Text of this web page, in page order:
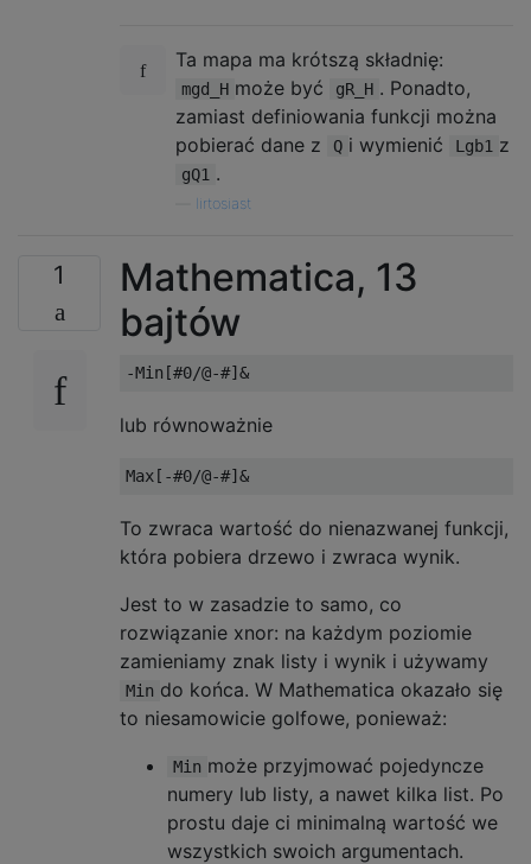
Ta mapa ma krótszą składnię:
mgd_H może być gR_H . Ponadto,
zamiast definiowania funkcji można
pobierać dane z
Q i wymienić Lgb1 z
gQ1 .
lirtosiast
1
Mathematica, 13
bajtów
lub równoważnie
To zwraca wartość do nienazwanej funkcji,
która pobiera drzewo i zwraca wynik.
Jest to w zasadzie to samo, co
rozwiązanie xnor: na każdym poziomie
zamieniamy znak listy i wynik i używamy
Min do końca. W Mathematica okazało się
to niesamowicie golfowe, ponieważ:
Min może przyjmować pojedyncze
numery lub listy, a nawet kilka list. Po
prostu daje ci minimalną wartość we
wszystkich swoich argumentach.